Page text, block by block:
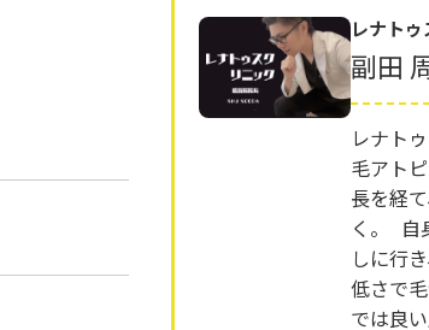
レナトゥ
副田
レナト
毛アト
長を経
く。 自
しに行
低さで
では良